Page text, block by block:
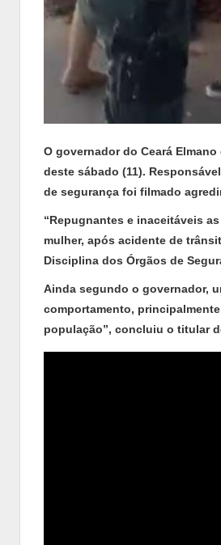
O governador do Ceará
deste sábado (11).
de segurança foi filmado
“Repugnantes e inaceitáveis
mulher, após acidente de
Disciplina dos Órgãos de
Ainda segundo o governador,
comportamento,
população”, concluiu o titular